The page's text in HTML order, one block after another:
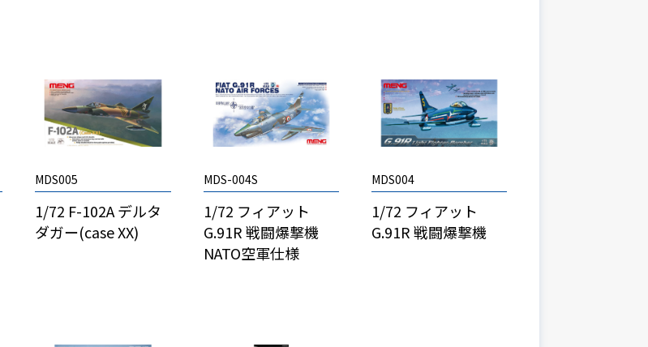
MDS005
1/72 F-102A デルタ
ダガー(case XX)
MDS-004S
1/72 フィアット
G.91R 戦闘爆撃機
NATO空軍仕様
MDS004
1/72 フィアット
G.91R 戦闘爆撃機